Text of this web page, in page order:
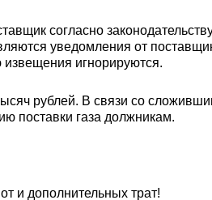
согласно
уведомления от
извещения игнорируются.
рублей. В связи со
поставки газа должникам.
и дополнительных трат!